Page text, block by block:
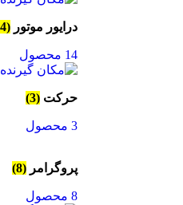
درایور موتور (14)
14 محصول
حرکت (3)
3 محصول
پروگرامر (8)
8 محصول